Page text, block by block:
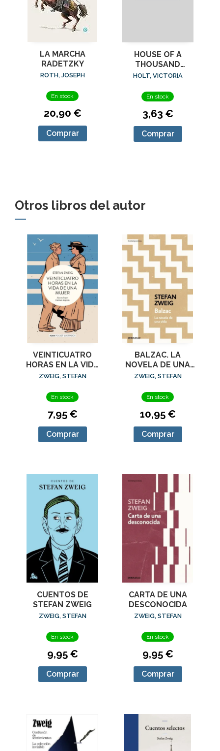
LA MARCHA
RADETZKY
ROTH, JOSEPH
En stock
20,90 €
Comprar
HOUSE OF A
THOUSAND
LANTERNS
HOLT, VICTORIA
En stock
3,63 €
Comprar
Otros libros del autor
VEINTICUATRO
HORAS EN LA VIDA
DE UNA MUJER
ZWEIG, STEFAN
En stock
7,95 €
Comprar
BALZAC. LA
NOVELA DE UNA
VIDA
ZWEIG, STEFAN
En stock
10,95 €
Comprar
CUENTOS DE
STEFAN ZWEIG
ZWEIG, STEFAN
En stock
9,95 €
Comprar
CARTA DE UNA
DESCONOCIDA
ZWEIG, STEFAN
En stock
9,95 €
Comprar